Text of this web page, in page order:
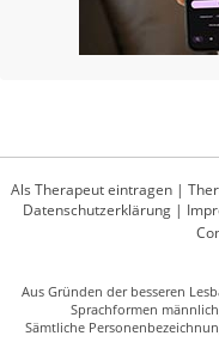
Als Therapeut eintragen |
Datenschutzerklärung|
Aus Gründen der besseren
Sprachformen
Sämtliche